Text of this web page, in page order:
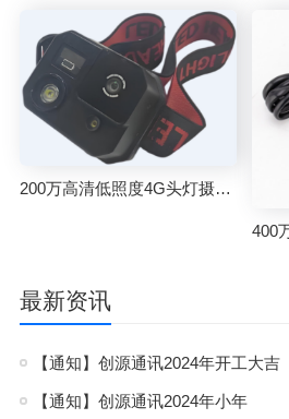
200万高清低照度4G头灯摄像机
最新资讯
【通知】创源通讯2024年开工大吉
【通知】创源通讯2024年小年